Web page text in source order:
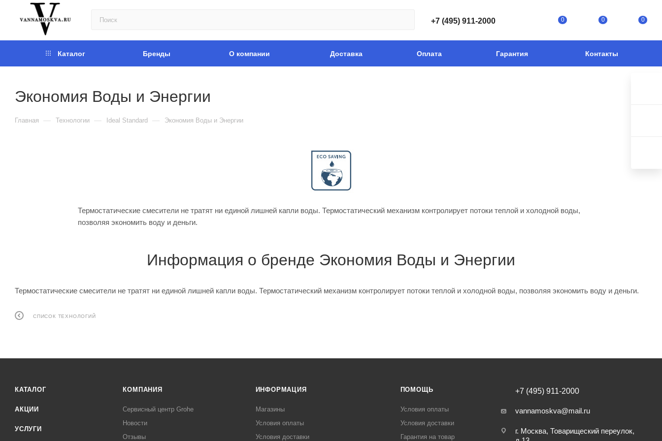
+7 (495) 911-2000 0 0 0
Каталог Бренды О компании Доставка Оплата Гарантия Контакты
Экономия Воды и Энергии
Главная — Технологии — Ideal Standard — Экономия Воды и Энергии
Термостатические смесители не тратят ни единой лишней капли воды. Термостатический механизм контролирует потоки теплой и холодной воды,
позволяя экономить воду и деньги.
Информация о бренде Экономия Воды и Энергии
Термостатические смесители не тратят ни единой лишней капли воды. Термостатический механизм контролирует потоки теплой и холодной воды, позволяя экономить воду и деньги.
СПИСОК ТЕХНОЛОГИЙ
КАТАЛОГ
АКЦИИ
УСЛУГИ
КОМПАНИЯ
Сервисный центр Grohe
Новости
Отзывы
ИНФОРМАЦИЯ
Магазины
Условия оплаты
Условия доставки
ПОМОЩЬ
Условия оплаты
Условия доставки
Гарантия на товар
+7 (495) 911-2000
vannamoskva@mail.ru
г. Москва, Товарищеский переулок,